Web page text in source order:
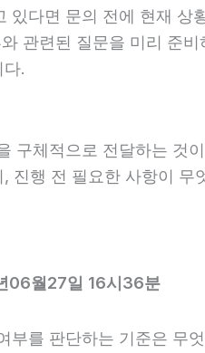
있다면 문의 전에 현재
관련된 질문을 미리 준
.
구체적으로 전달하는
진행 전 필요한 사항이
06월27일 16시36분
부를 판단하는 기준은 무